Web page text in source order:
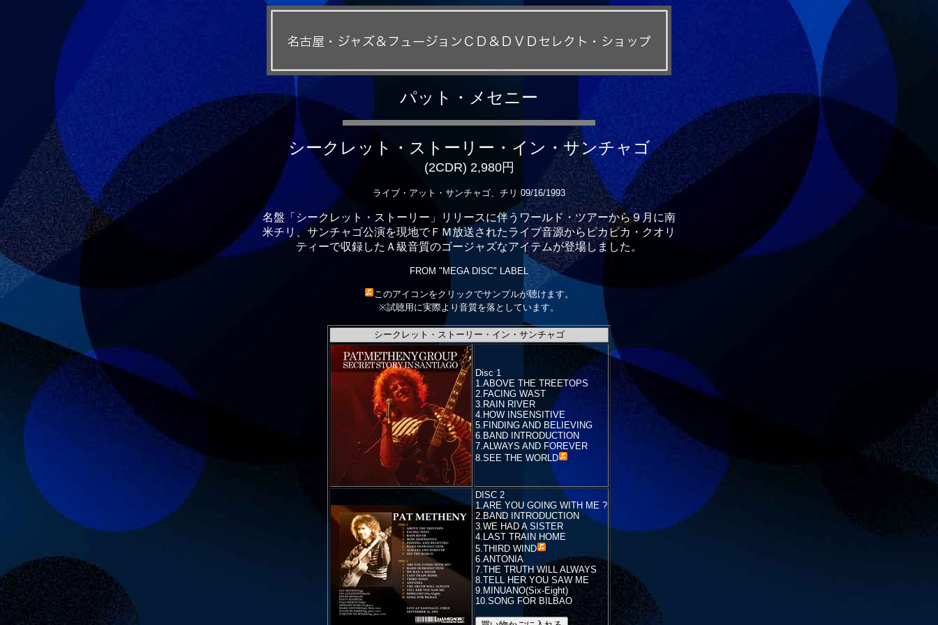
パット・メセニー
シークレット・ストーリー・イン・サンチャゴ
(2CDR) 2,980円
ライブ・アット・サンチャゴ、チリ 09/16/1993
名盤「シークレット・ストーリー」リリースに伴うワールド・ツアーから９月に南
米チリ、サンチャゴ公演を現地でＦＭ放送されたライブ音源からピカピカ・クオリ
ティーで収録したＡ級音質のゴージャズなアイテムが登場しました。
FROM "MEGA DISC" LABEL
このアイコンをクリックでサンプルが聴けます。
※試聴用に実際より音質を落としています。
シークレット・ストーリー・イン・サンチャゴ
Disc 1
1.ABOVE THE TREETOPS
2.FACING WAST
3.RAIN RIVER
4.HOW INSENSITIVE
5.FINDING AND BELIEVING
6.BAND INTRODUCTION
7.ALWAYS AND FOREVER
8.SEE THE WORLD
DISC 2
1.ARE YOU GOING WITH ME ?
2.BAND INTRODUCTION
3.WE HAD A SISTER
4.LAST TRAIN HOME
5.THIRD WIND
6.ANTONIA
7.THE TRUTH WILL ALWAYS
8.TELL HER YOU SAW ME
9.MINUANO(Six-Eight)
10.SONG FOR BILBAO